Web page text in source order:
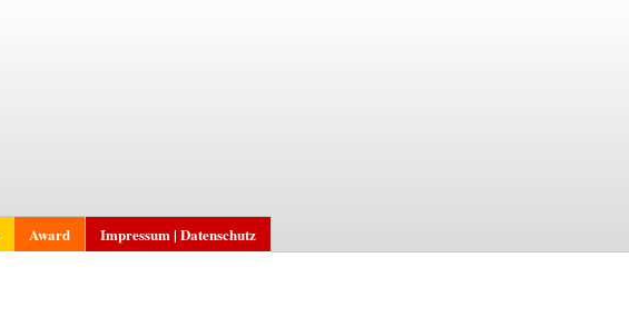
Award Impressum | Datenschutz